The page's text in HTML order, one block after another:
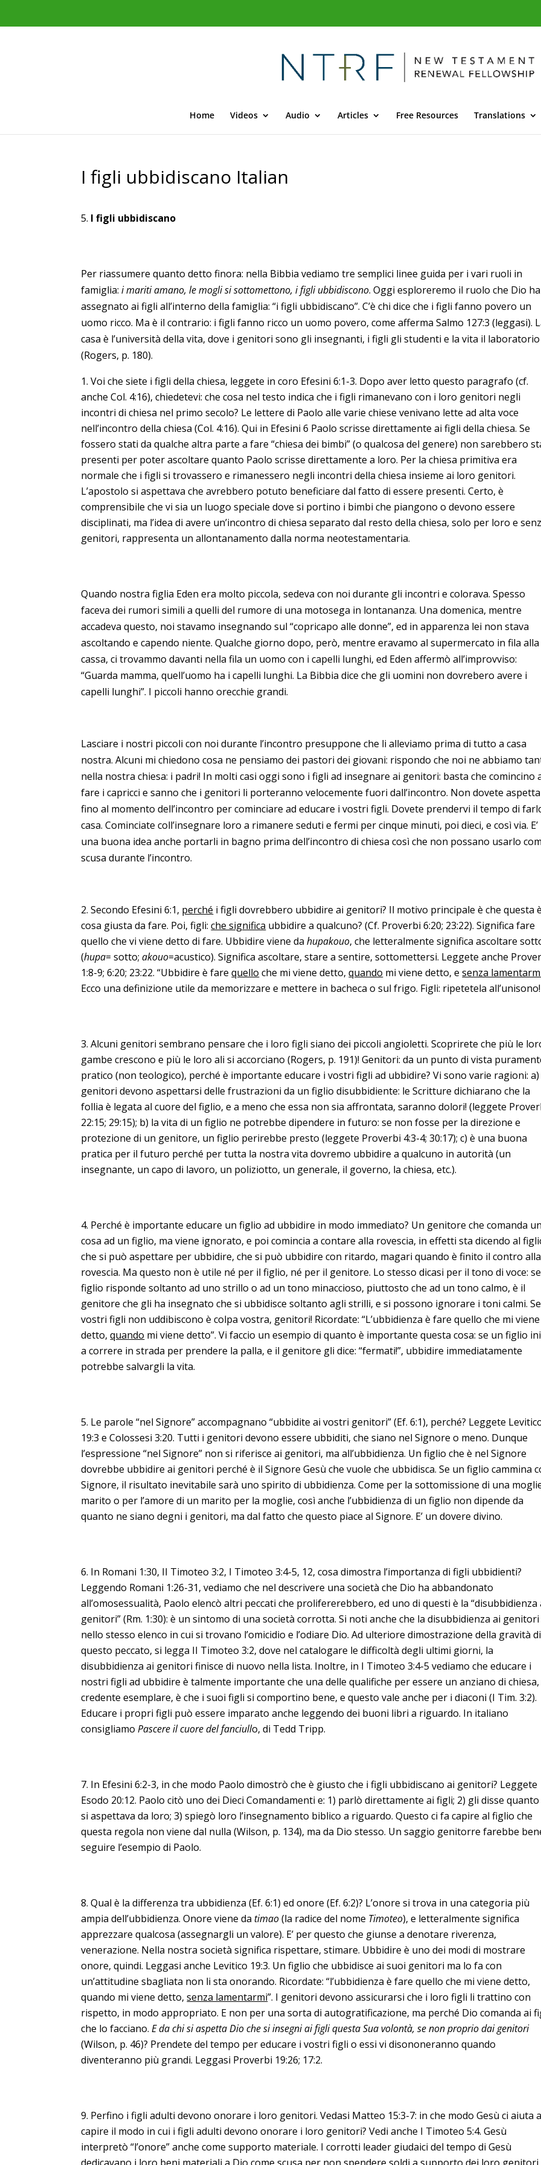
Home Videos Audio Articles Free Resources Translations
I figli ubbidiscano Italian
I figli ubbidiscano
Per riassumere quanto detto finora: nella Bibbia vediamo tre semplici linee guida per i vari ruoli in
famiglia: i mariti amano, le mogli si sottomettono, i figli ubbidiscono. Oggi esploreremo il ruolo che Dio ha
assegnato ai figli all’interno della famiglia: “i figli ubbidiscano”. C’è chi dice che i figli fanno povero un
uomo ricco. Ma è il contrario: i figli fanno ricco un uomo povero, come afferma Salmo 127:3 (leggasi).
casa è l’università della vita, dove i genitori sono gli insegnanti, i figli gli studenti e la vita il laboratorio
(Rogers, p. 180).
Voi che siete i figli della chiesa, leggete in coro Efesini 6:1-3. Dopo aver letto questo paragrafo (cf.
anche Col. 4:16), chiedetevi: che cosa nel testo indica che i figli rimanevano con i loro genitori negli
incontri di chiesa nel primo secolo? Le lettere di Paolo alle varie chiese venivano lette ad alta voce
nell’incontro della chiesa (Col. 4:16). Qui in Efesini 6 Paolo scrisse direttamente ai figli della chiesa. Se
fossero stati da qualche altra parte a fare “chiesa dei bimbi” (o qualcosa del genere) non sarebbero
presenti per poter ascoltare quanto Paolo scrisse direttamente a loro. Per la chiesa primitiva era
normale che i figli si trovassero e rimanessero negli incontri della chiesa insieme ai loro genitori.
L’apostolo si aspettava che avrebbero potuto beneficiare dal fatto di essere presenti. Certo, è
comprensibile che vi sia un luogo speciale dove si portino i bimbi che piangono o devono essere
disciplinati, ma l’idea di avere un’incontro di chiesa separato dal resto della chiesa, solo per loro e
genitori, rappresenta un allontanamento dalla norma neotestamentaria.
Quando nostra figlia Eden era molto piccola, sedeva con noi durante gli incontri e colorava. Spesso
faceva dei rumori simili a quelli del rumore di una motosega in lontananza. Una domenica, mentre
accadeva questo, noi stavamo insegnando sul “copricapo alle donne”, ed in apparenza lei non stava
ascoltando e capendo niente. Qualche giorno dopo, però, mentre eravamo al supermercato in fila alla
cassa, ci trovammo davanti nella fila un uomo con i capelli lunghi, ed Eden affermò all’improvviso:
“Guarda mamma, quell’uomo ha i capelli lunghi. La Bibbia dice che gli uomini non dovrebero avere i
capelli lunghi”. I piccoli hanno orecchie grandi.
Lasciare i nostri piccoli con noi durante l’incontro presuppone che li alleviamo prima di tutto a casa
nostra. Alcuni mi chiedono cosa ne pensiamo dei pastori dei giovani: rispondo che noi ne abbiamo
nella nostra chiesa: i padri! In molti casi oggi sono i figli ad insegnare ai genitori: basta che comincino
fare i capricci e sanno che i genitori li porteranno velocemente fuori dall’incontro. Non dovete
fino al momento dell’incontro per cominciare ad educare i vostri figli. Dovete prendervi il tempo di
casa. Cominciate coll’insegnare loro a rimanere seduti e fermi per cinque minuti, poi dieci, e così via. E’
una buona idea anche portarli in bagno prima dell’incontro di chiesa così che non possano usarlo
scusa durante l’incontro.
Secondo Efesini 6:1, perché i figli dovrebbero ubbidire ai genitori? Il motivo principale è che questa
cosa giusta da fare. Poi, figli:che significa ubbidire a qualcuno? (Cf. Proverbi 6:20; 23:22). Significa fare
quello che vi viene detto di fare. Ubbidire viene dahupakouo, che letteralmente significa ascoltare
(hupa= sotto;akouo=acustico). Significa ascoltare, stare a sentire, sottomettersi. Leggete anche
1:8-9; 6:20; 23:22. “Ubbidire è farequello che mi viene detto,quando mi viene detto, esenza
Ecco una definizione utile da memorizzare e mettere in bacheca o sul frigo. Figli: ripetetela all’unisono!
Alcuni genitori sembrano pensare che i loro figli siano dei piccoli angioletti. Scoprirete che più le
gambe crescono e più le loro ali si accorciano (Rogers, p. 191)! Genitori: da un punto di vista
pratico (non teologico), perché è importante educare i vostri figli ad ubbidire? Vi sono varie ragioni: a)
genitori devono aspettarsi delle frustrazioni da un figlio disubbidiente: le Scritture dichiarano che la
follia è legata al cuore del figlio, e a meno che essa non sia affrontata, saranno dolori! (leggete
22:15; 29:15); b) la vita di un figlio ne potrebbe dipendere in futuro: se non fosse per la direzione e
protezione di un genitore, un figlio perirebbe presto (leggete Proverbi 4:3-4; 30:17); c) è una buona
pratica per il futuro perché per tutta la nostra vita dovremo ubbidire a qualcuno in autorità (un
insegnante, un capo di lavoro, un poliziotto, un generale, il governo, la chiesa, etc.).
Perché è importante educare un figlio ad ubbidire in modo immediato? Un genitore che comanda
cosa ad un figlio, ma viene ignorato, e poi comincia a contare alla rovescia, in effetti sta dicendo al
che si può aspettare per ubbidire, che si può ubbidire con ritardo, magari quando è finito il contro alla
rovescia. Ma questo non è utile né per il figlio, né per il genitore. Lo stesso dicasi per il tono di voce:
figlio risponde soltanto ad uno strillo o ad un tono minaccioso, piuttosto che ad un tono calmo, è il
genitore che gli ha insegnato che si ubbidisce soltanto agli strilli, e si possono ignorare i toni calmi.
vostri figli non uddibiscono è colpa vostra, genitori! Ricordate: “L’ubbidienza è fare quello che mi viene
detto,quando mi viene detto”. Vi faccio un esempio di quanto è importante questa cosa: se un figlio
a correre in strada per prendere la palla, e il genitore gli dice: “fermati!”, ubbidire immediatamente
potrebbe salvargli la vita.
Le parole “nel Signore” accompagnano “ubbidite ai vostri genitori” (Ef. 6:1), perché? Leggete
19:3 e Colossesi 3:20. Tutti i genitori devono essere ubbiditi, che siano nel Signore o meno. Dunque
l’espressione “nel Signore” non si riferisce ai genitori, ma all’ubbidienza. Un figlio che è nel Signore
dovrebbe ubbidire ai genitori perché è il Signore Gesù che vuole che ubbidisca. Se un figlio cammina
Signore, il risultato inevitabile sarà uno spirito di ubbidienza. Come per la sottomissione di una
marito o per l’amore di un marito per la moglie, così anche l’ubbidienza di un figlio non dipende da
quanto ne siano degni i genitori, ma dal fatto che questo piace al Signore. E’ un dovere divino.
In Romani 1:30, II Timoteo 3:2, I Timoteo 3:4-5, 12, cosa dimostra l’importanza di figli ubbidienti?
Leggendo Romani 1:26-31, vediamo che nel descrivere una società che Dio ha abbandonato
all’omosessualità, Paolo elencò altri peccati che prolifererebbero, ed uno di questi è la “disubbidienza
genitori” (Rm. 1:30): è un sintomo di una società corrotta. Si noti anche che la disubbidienza ai genitori
nello stesso elenco in cui si trovano l’omicidio e l’odiare Dio. Ad ulteriore dimostrazione della gravità di
questo peccato, si legga II Timoteo 3:2, dove nel catalogare le difficoltà degli ultimi giorni, la
disubbidienza ai genitori finisce di nuovo nella lista. Inoltre, in I Timoteo 3:4-5 vediamo che educare i
nostri figli ad ubbidire è talmente importante che una delle qualifiche per essere un anziano di
credente esemplare, è che i suoi figli si comportino bene, e questo vale anche per i diaconi (I Tim. 3:2).
Educare i propri figli può essere imparato anche leggendo dei buoni libri a riguardo. In italiano
consigliamoPascere il cuore del fanciullo, di Tedd Tripp.
In Efesini 6:2-3, in che modo Paolo dimostrò che è giusto che i figli ubbidiscano ai genitori? Leggete
Esodo 20:12. Paolo citò uno dei Dieci Comandamenti e: 1) parlò direttamente ai figli; 2) gli disse quanto
si aspettava da loro; 3) spiegò loro l’insegnamento biblico a riguardo. Questo ci fa capire al figlio che
questa regola non viene dal nulla (Wilson, p. 134), ma da Dio stesso. Un saggio genitorre farebbe
seguire l’esempio di Paolo.
Qual è la differenza tra ubbidienza (Ef. 6:1) ed onore (Ef. 6:2)? L’onore si trova in una categoria più
ampia dell’ubbidienza. Onore viene datimao(la radice del nome Timoteo), e letteralmente significa
apprezzare qualcosa (assegnargli un valore). E’ per questo che giunse a denotare riverenza,
venerazione. Nella nostra società significa rispettare, stimare. Ubbidire è uno dei modi di mostrare
onore, quindi. Leggasi anche Levitico 19:3. Un figlio che ubbidisce ai suoi genitori ma lo fa con
un’attitudine sbagliata non li sta onorando. Ricordate: “l’ubbidienza è fare quello che mi viene detto,
quando mi viene detto,senza lamentarmi”. I genitori devono assicurarsi che i loro figli li trattino con
rispetto, in modo appropriato. E non per una sorta di autogratificazione, ma perché Dio comanda ai
che lo facciano.E da chi si aspetta Dio che si insegni ai figli questa Sua volontà, se non proprio dai genitori
(Wilson, p. 46)? Prendete del tempo per educare i vostri figli o essi vi disononeranno quando
diventeranno più grandi. Leggasi Proverbi 19:26; 17:2.
Perfino i figli adulti devono onorare i loro genitori. Vedasi Matteo 15:3-7: in che modo Gesù ci aiuta a
capire il modo in cui i figli adulti devono onorare i loro genitori? Vedi anche I Timoteo 5:4. Gesù
interpretò “l’onore” anche come supporto materiale. I corrotti leader giudaici del tempo di Gesù